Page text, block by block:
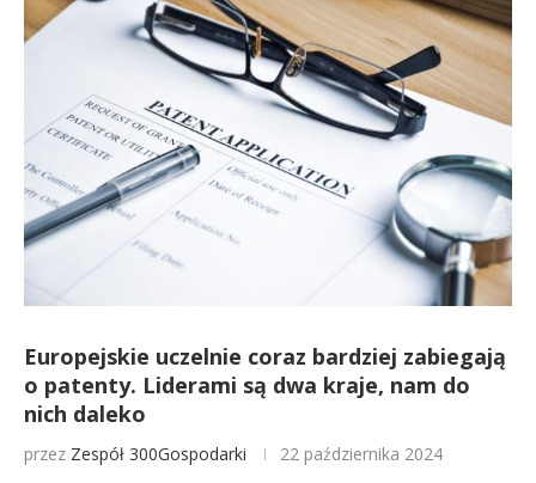
Europejskie uczelnie coraz bardziej zabiegają
o patenty. Liderami są dwa kraje, nam do
nich daleko
przez Zespół 300Gospodarki 22 października 2024